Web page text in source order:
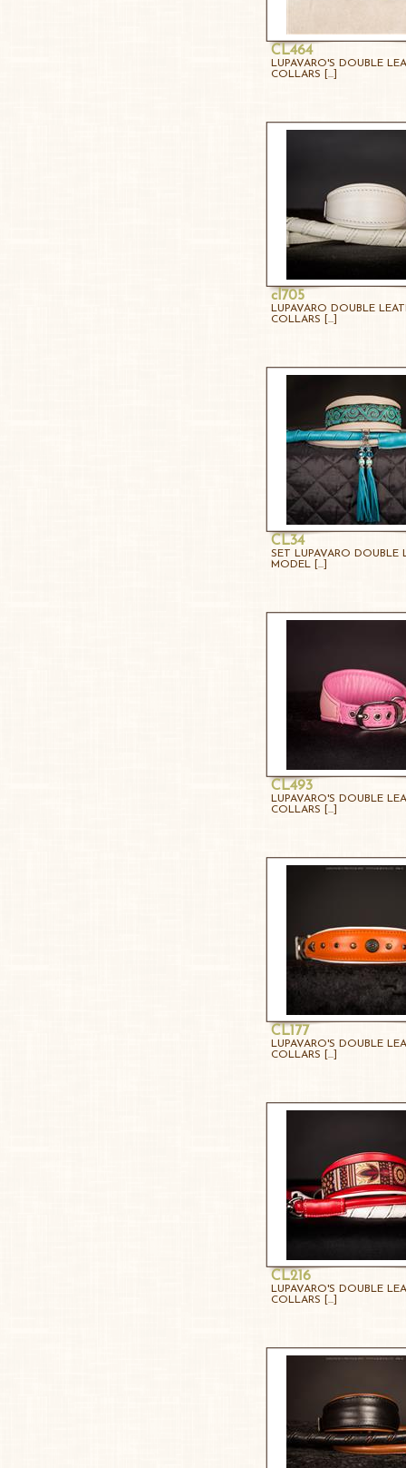
CL464
LUPAVARO'S DOUBLE
COLLARS [...]
cl705
LUPAVARO DOUBLE
COLLARS [...]
CL34
SET LUPAVARO DOUBLE
MODEL [...]
CL493
LUPAVARO'S DOUBLE
COLLARS [...]
CL177
LUPAVARO'S DOUBLE
COLLARS [...]
CL216
LUPAVARO'S DOUBLE
COLLARS [...]